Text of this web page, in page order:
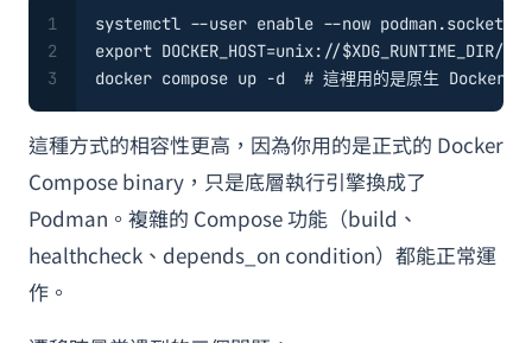
1
2
3
systemctl --user enable --now podman.socket
export DOCKER_HOST=unix://$XDG_RUNTIME_DIR/
docker compose up -d # 這裡用的是原生 Docker
這種方式的相容性更高，因為你用的是正式的 Docker
Compose binary，只是底層執行引擎換成了
Podman。複雜的 Compose 功能（build、
healthcheck、depends_on condition）都能正常運
作。